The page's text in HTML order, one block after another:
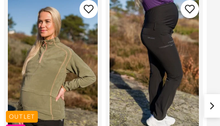
OUTLET